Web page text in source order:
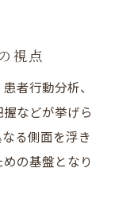
ーチ活用
サーチ事
ータで検証
サーチ知見
視点
者行動分析、
などが挙げら
る側面を浮き
の基盤となり